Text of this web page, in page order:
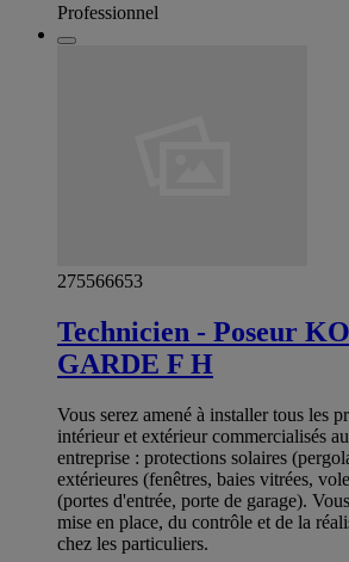
Professionnel
275566653
Technicien - Poseur
GARDE F H
Vous serez amené à installer tous les
intérieur et extérieur commercialisés
entreprise : protections solaires
extérieures (fenêtres, baies vitrées,
(portes d'entrée, porte de garage).
mise en place, du contrôle et de la
chez les particuliers.